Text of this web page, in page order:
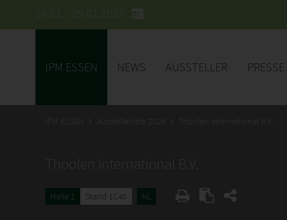
26.01. - 29.01.2027
IPM ESSEN NEWS AUSSTELLER PRESSE
IPM ESSEN Ausstellerliste 2026 Thoolen International B.V.
Thoolen International B.V.
Halle 1 Stand 1C40 NL